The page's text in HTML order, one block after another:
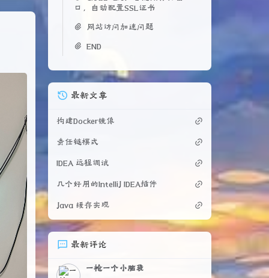
口，自动配置SSL证书
网站访问加速问题
END
最新文章
构建Docker镜像
责任链模式
IDEA 远程调试
几个好用的IntelliJ IDEA插件
Java 缓存实现
最新评论
一枪一个小脑袋